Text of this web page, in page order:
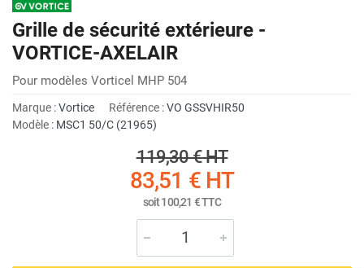
Grille de sécurité extérieure -
VORTICE-AXELAIR
Pour modèles Vorticel MHP 504
Marque :Vortice Référence :VO GSSVHIR50
Modèle : MSC1 50/C (21965)
119,30 €HT
83,51 €HT
soit100,21 €TTC